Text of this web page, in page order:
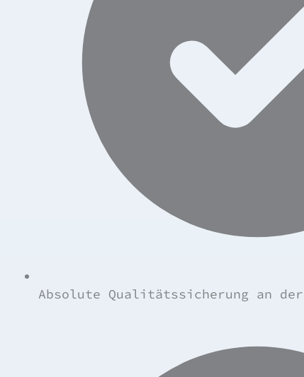
Absolute Qualitätssicherung an